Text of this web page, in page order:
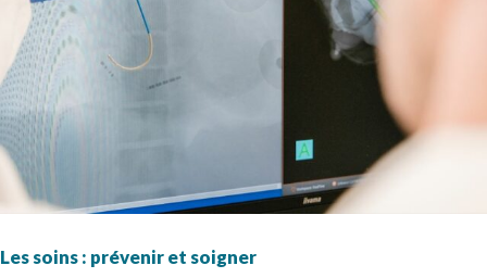
Les soins : prévenir et soigner